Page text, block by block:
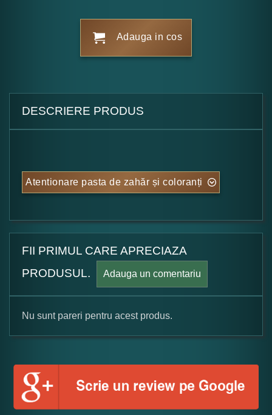
Adauga in cos
DESCRIERE PRODUS
Atentionare pasta de zahăr și coloranți
FII PRIMUL CARE APRECIAZA
PRODUSUL.
Adauga un comentariu
Formular pareri client
Numele dumneavoastra:
Nu sunt pareri pentru acest produs.